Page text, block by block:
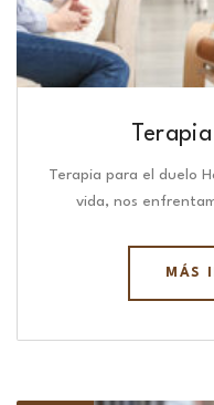
Terapia para el duelo
vida, nos
MÁS